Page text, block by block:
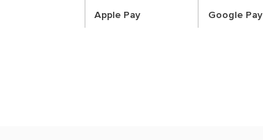
Apple Pay Google Pay